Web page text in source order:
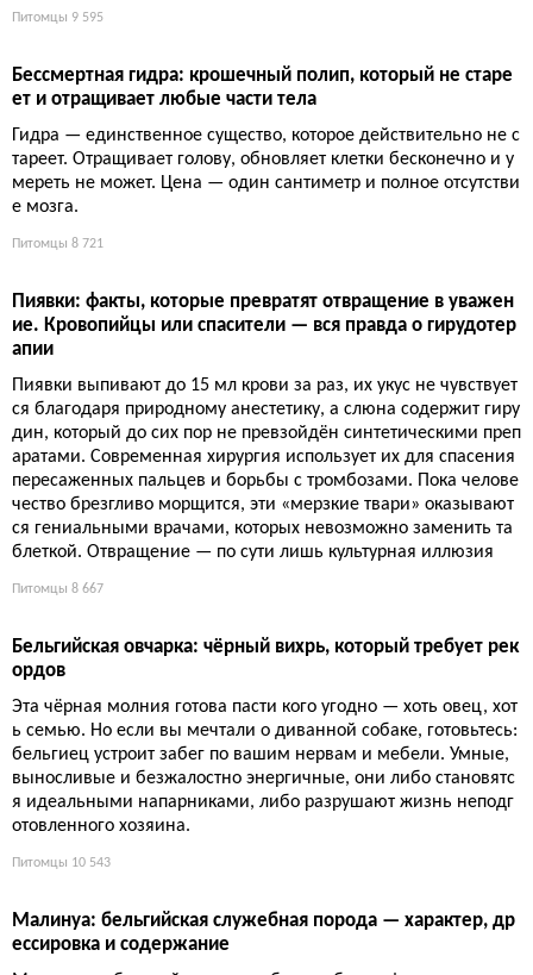
Без мозга, сердца и срока годности: почему медузы — гл
авные хозяева океанов
Полупрозрачные твари без мозга и сердца плавают по Земле
ы», размножаются даже будучи ранеными, а наша рыбалка
с климатом лишь расчищает им дорогу. Сарказм в том, что м
ы готовим планету для существ, которым наплевать на наши
Питомцы 9 595
Бессмертная гидра: крошечный полип, который не старе
ет и отращивает любые части тела
Гидра — единственное существо, которое действительно не с
тареет. Отращивает голову, обновляет клетки бесконечно и у
е мозга.
8 721
ие. Кровопийцы или спасители — вся правда о гирудотер
апии
Пиявки выпивают до 15 мл крови за раз, их укус не чувствует
ся благодаря природному анестетику, а слюна содержит гиру
дин, который до сих пор не превзойдён синтетическими преп
пересаженных пальцев и борьбы с тромбозами. Пока челове
ся гениальными врачами, которых невозможно заменить та
блеткой. Отвращение — по сути лишь культурная иллюзия